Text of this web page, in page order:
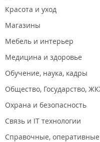
Красота и уход
Магазины
Мебель и интерьер
Медицина и здоровье
Обучение, наука, кадры
Общество, Государство,
Охрана и безопасность
Связь и IT технологии
Справочные,